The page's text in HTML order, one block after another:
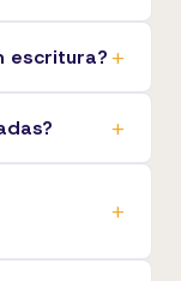
escritura?